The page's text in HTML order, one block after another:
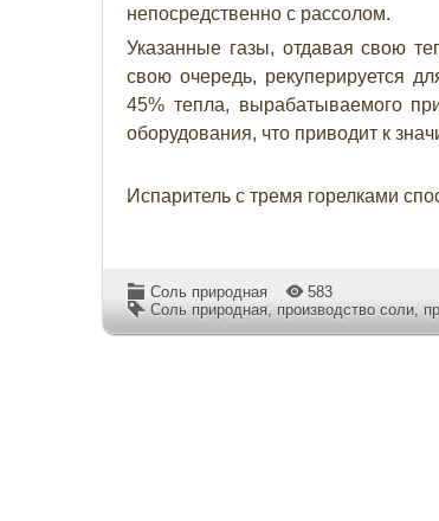
непосредственно с рассолом.
Указанные газы, отдавая свою
свою очередь, рекуперируется
45% тепла, вырабатываемого
оборудования, что приводит к
Испаритель с тремя горелками
Соль природная
583
Соль природная, производство соли,